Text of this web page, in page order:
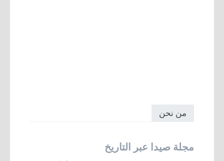
من نحن
مجلة صيدا عبر التاريخ